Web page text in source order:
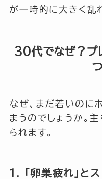
が一時的に大きく乱
30代でなぜ？プ
なぜ、まだ若いのに
まうのでしょうか。
られます。
1. 「卵巣疲れ」とス